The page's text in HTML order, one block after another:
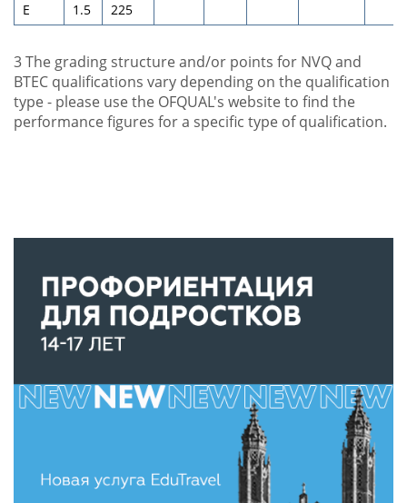
E
1.5 225
3The grading structure and/or points for NVQ and
BTEC qualifications vary depending on the qualification
type - please use the OFQUAL's website to find the
performance figures for a specific type of qualification.